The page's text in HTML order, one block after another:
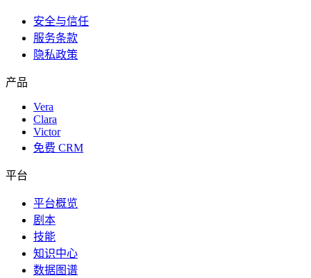
安全与信任
服务条款
隐私政策
产品
Vera
Clara
Victor
免费 CRM
平台
平台概览
剧本
技能
知识中心
数据图谱